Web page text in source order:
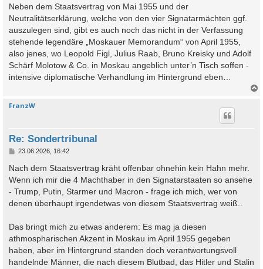
i
r
a
g
Neben dem Staatsvertrag von Mai 1955 und der
Neutralitätserklärung, welche von den vier Signatarmächten ggf.
auszulegen sind, gibt es auch noch das nicht in der Verfassung
stehende legendäre „Moskauer Memorandum“ von April 1955,
also jenes, wo Leopold Figl, Julius Raab, Bruno Kreisky und Adolf
Schärf Molotow & Co. in Moskau angeblich unter’n Tisch soffen -
intensive diplomatische Verhandlung im Hintergrund eben…
FranzW
Re: Sondertribunal
B
i
t
r
a
g
23.06.2026, 16:42
Nach dem Staatsvertrag kräht offenbar ohnehin kein Hahn mehr.
Wenn ich mir die 4 Machthaber in den Signatarstaaten so ansehe
- Trump, Putin, Starmer und Macron - frage ich mich, wer von
denen überhaupt irgendetwas von diesem Staatsvertrag weiß..
Das bringt mich zu etwas anderem: Es mag ja diesen
athmospharischen Akzent in Moskau im April 1955 gegeben
haben, aber im Hintergrund standen doch verantwortungsvoll
handelnde Männer, die nach diesem Blutbad, das Hitler und Stalin